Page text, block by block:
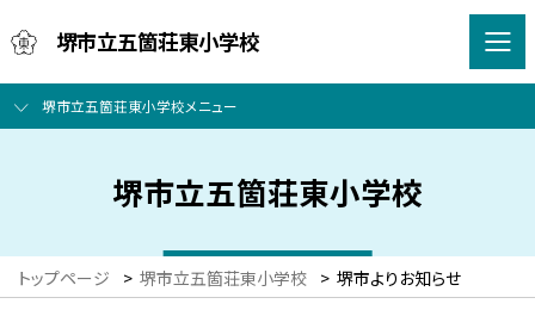
堺市立五箇荘東小学校
堺市立五箇荘東小学校メニュー
堺市立五箇荘東小学校
トップページ > 堺市立五箇荘東小学校 > 堺市よりお知らせ